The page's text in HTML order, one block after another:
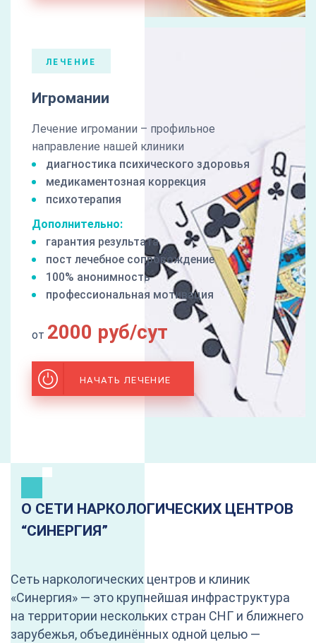
ЛЕЧЕНИЕ
Игромании
Лечение игромании – профильное
направление нашей клиники
диагностика психического здоровья
медикаментозная коррекция
психотерапия
Дополнительно:
гарантия результата
пост лечебное сопровождение
100% анонимность
профессиональная мотивация
от 2000 руб/сут
НАЧАТЬ ЛЕЧЕНИЕ
О СЕТИ НАРКОЛОГИЧЕСКИХ ЦЕНТРОВ
“CИНЕРГИЯ”
Сеть наркологических центров и клиник
«Синергия» — это крупнейшая инфраструктура
на территории нескольких стран СНГ и ближнего
зарубежья, объединённых одной целью —